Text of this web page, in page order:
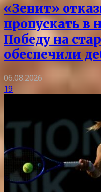
«Зенит»
пропускать в
Победу на
обеспечили
06.08.2026
19